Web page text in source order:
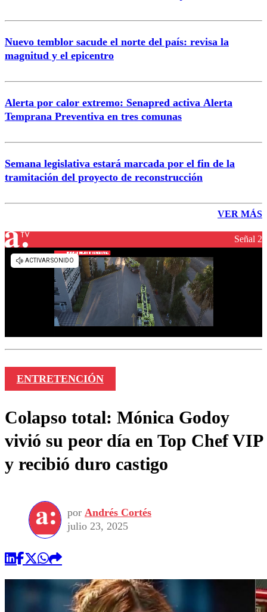
Nuevo temblor sacude el norte del país: revisa la
magnitud y el epicentro
Alerta por calor extremo: Senapred activa Alerta
Temprana Preventiva en tres comunas
Semana legislativa estará marcada por el fin de la
tramitación del proyecto de reconstrucción
VER MÁS
Señal 2
ENTRETENCIÓN
Colapso total: Mónica Godoy
vivió su peor día en Top Chef VIP
y recibió duro castigo
por Andrés Cortés
julio 23, 2025